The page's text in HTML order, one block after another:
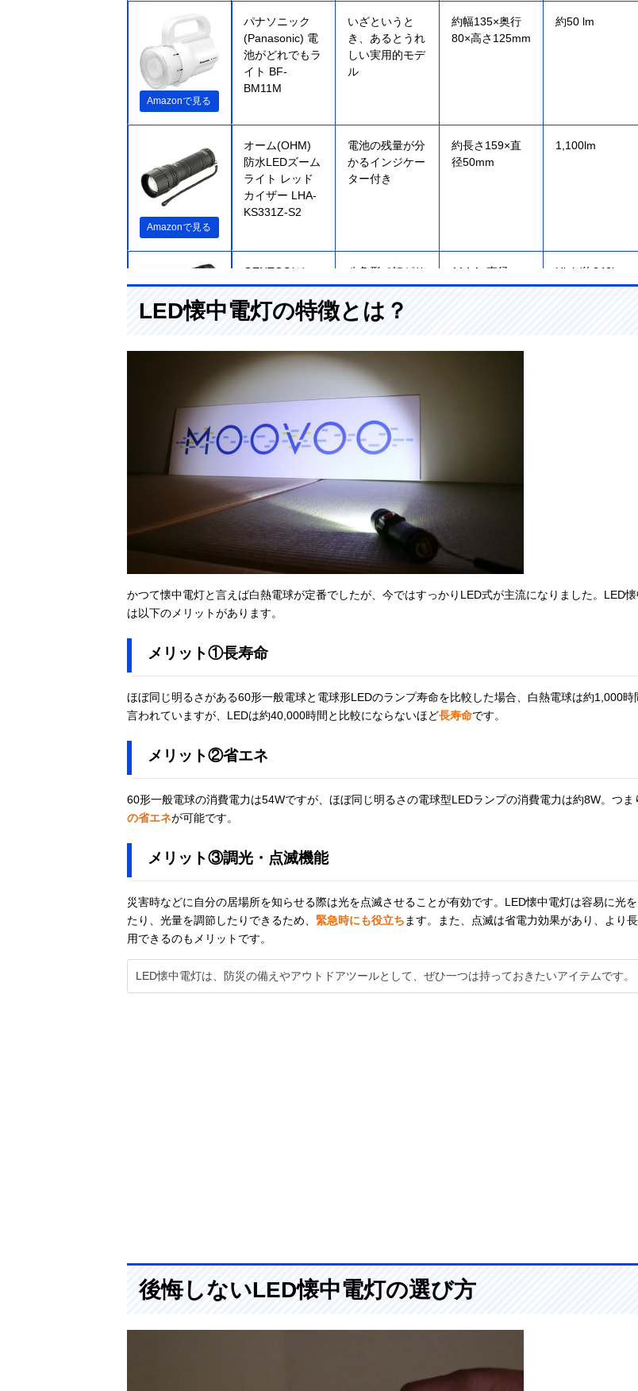
Amazonで見る
‎パナソニック
(Panasonic) 電
池がどれでもラ
イト BF-
BM11M
いざというと
き、あるとうれ
しい実用的モデ
ル
約幅135×奥行
80×高さ125mm
約50 lm
Amazonで見る
オーム(OHM)
防水LEDズーム
ライト レッド
カイザー LHA-
KS331Z-S2
電池の残量が分
かるインジケー
ター付き
約長さ159×直
径50mm
1,100lm
Amazonで見る
GENTOS(ジェ
ントス)
MAGNUMシリ
ーズ MG-843D
八角形で転がり
にくいデザイン
114.1×直径
32.8mm
High/約240lm、
Mid/約120lm、
‎東芝(TOSHIBA)
ランタン付き懐
モダンデザイン
が光る2WAYタ
イプ
Amazonで見る
Fitcolor LEDア
ルミライト
DOP-EP301
大約10時間連続
点灯
22mm（最大
Amazonで見る
ッシュライト
‎Y06A09SV
軽くて衝撃に強
約幅22×奥行
公式で見る
アイリスオーヤ
ハンディライト
16lm ペン型
ップス) ledライ
ミニウム合金製
44×高さ213mm
Amazonで見る
三菱電機
(MITSUBISHI
中電灯 CL-
9301
LED懐中電灯の特徴とは？
かつて懐中電灯と言えば白熱電球が定番でしたが、今ではすっかりLED式が主流になりました。LED懐
は以下のメリットがあります。
メリット①長寿命
ほぼ同じ明るさがある60形一般電球と電球形LEDのランプ寿命を比較した場合、白熱電球は約1,000時
言われていますが、LEDは約40,000時間と比較にならないほど長寿命です。
メリット②省エネ
60形一般電球の消費電力は54Wですが、ほぼ同じ明るさの電球型LEDランプの消費電力は約8W。つま
の省エネが可能です。
メリット③調光・点滅機能
災害時などに自分の居場所を知らせる際は光を点滅させることが有効です。LED懐中電灯は容易に光
たり、光量を調節したりできるため、 緊急時にも役立ち ます。また、点滅は省電力効果があり、より
用できるのもメリットです。
LED懐中電灯は、防災の備えやアウトドアツールとして、ぜひ一つは持っておきたいアイテムです。
後悔しないLED懐中電灯の選び方